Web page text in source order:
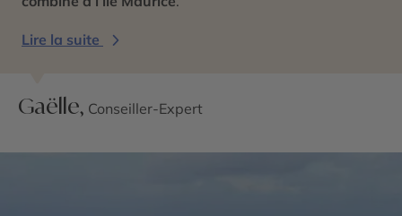
Lire la suite
Gaëlle, Conseiller-Expert